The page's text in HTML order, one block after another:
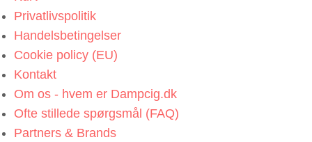
Privatlivspolitik
Handelsbetingelser
Cookie policy (EU)
Kontakt
Om os - hvem er Dampcig.dk
Ofte stillede spørgsmål (FAQ)
Partners & Brands